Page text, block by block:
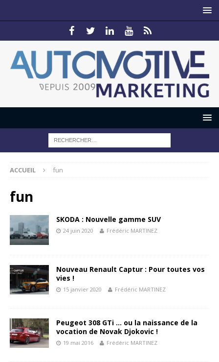
ACCUEIL fun
fun
SKODA : Nouvelle gamme SUV
24 juin 2020 Frédéric MARTINEZ
Nouveau Renault Captur : Pour toutes vos
vies !
15 janvier 2020 Frédéric MARTINEZ
Peugeot 308 GTi … ou la naissance de la
vocation de Novak Djokovic !
19 mai 2016 Frédéric MARTINEZ